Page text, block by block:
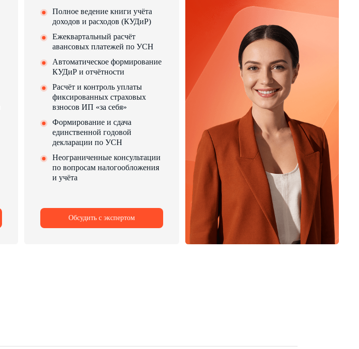
Полное ведение книги учёта
доходов и расходов (КУДиР)
Ежеквартальный расчёт
авансовых платежей по УСН
Автоматическое формирование
КУДиР и отчётности
Расчёт и контроль уплаты
фиксированных страховых
взносов ИП «за себя»
Формирование и сдача
единственной годовой
декларации по УСН
Неограниченные консультации
по вопросам налогообложения
и учёта
Обсудить с экспертом